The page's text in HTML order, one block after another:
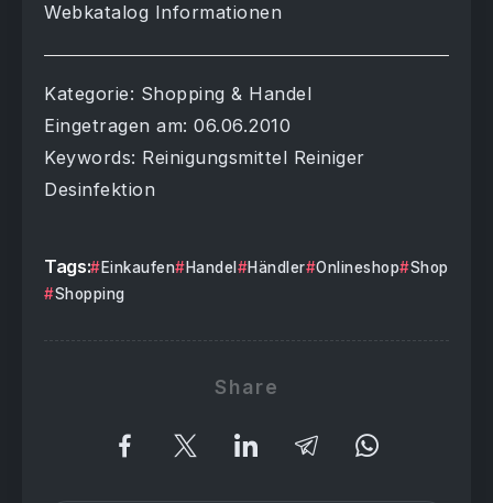
Webkatalog Informationen
Kategorie: Shopping & Handel
Eingetragen am: 06.06.2010
Keywords: Reinigungsmittel Reiniger
Desinfektion
Tags: Einkaufen Handel Händler Onlineshop
Shop
Shopping
Share